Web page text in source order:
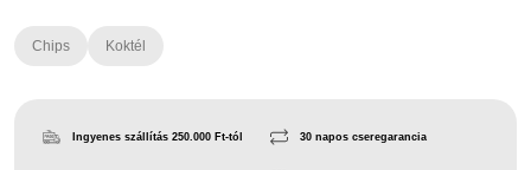
Chips Koktél
Ingyenes szállítás 250.000 Ft-tól 30 napos cseregarancia